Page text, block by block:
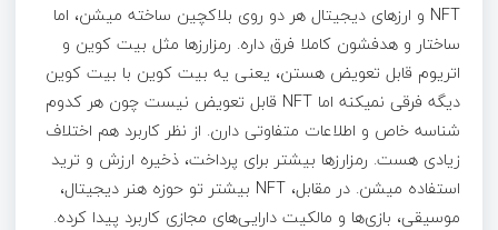
NFT و ارزهای دیجیتال هر دو روی بلاکچین ساخته میشن، اما
ساختار و هدفشون کاملا فرق داره. رمزارزها مثل بیت کوین و
اتریوم قابل تعویض هستن، یعنی یه بیت کوین با بیت کوین
دیگه فرقی نمیکنه اما NFT قابل تعویض نیست چون هر کدوم
شناسه خاص و اطلاعات متفاوتی دارن. از نظر کاربرد هم اختلاف
زیادی هست. رمزارزها بیشتر برای پرداخت، ذخیره ارزش و ترید
استفاده میشن. در مقابل، NFT بیشتر تو حوزه هنر دیجیتال،
موسیقی، بازی‌ها و مالکیت دارایی‌های مجازی کاربرد پیدا کرده.